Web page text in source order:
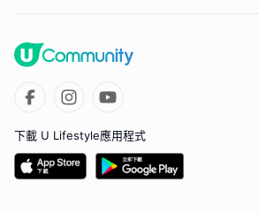
下載 U Lifestyle應用程式